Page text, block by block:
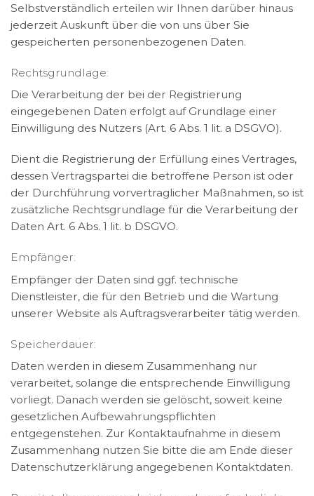
Selbstverständlich erteilen wir Ihnen darüber hinaus
jederzeit Auskunft über die von uns über Sie
gespeicherten personenbezogenen Daten.
Rechtsgrundlage:
Die Verarbeitung der bei der Registrierung
eingegebenen Daten erfolgt auf Grundlage einer
Einwilligung des Nutzers (Art. 6 Abs. 1 lit. a DSGVO).
Dient die Registrierung der Erfüllung eines Vertrages,
dessen Vertragspartei die betroffene Person ist oder
der Durchführung vorvertraglicher Maßnahmen, so ist
zusätzliche Rechtsgrundlage für die Verarbeitung der
Daten Art. 6 Abs. 1 lit. b DSGVO.
Empfänger:
Empfänger der Daten sind ggf. technische
Dienstleister, die für den Betrieb und die Wartung
unserer Website als Auftragsverarbeiter tätig werden.
Speicherdauer:
Daten werden in diesem Zusammenhang nur
verarbeitet, solange die entsprechende Einwilligung
vorliegt. Danach werden sie gelöscht, soweit keine
gesetzlichen Aufbewahrungspflichten
entgegenstehen. Zur Kontaktaufnahme in diesem
Zusammenhang nutzen Sie bitte die am Ende dieser
Datenschutzerklärung angegebenen Kontaktdaten.